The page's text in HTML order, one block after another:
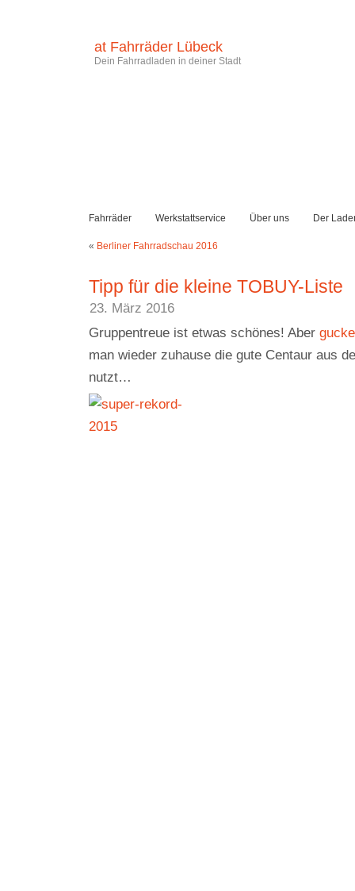
at Fahrräder Lübeck
Dein Fahrradladen in deiner Stadt
Fahrräder Werkstattservice Über uns Der
« Berliner Fahrradschau 2016
Tipp für die kleine TOBUY-Liste
23. März 2016
Gruppentreue ist etwas schönes! Aber
man wieder zuhause die gute Centaur aus
nutzt…